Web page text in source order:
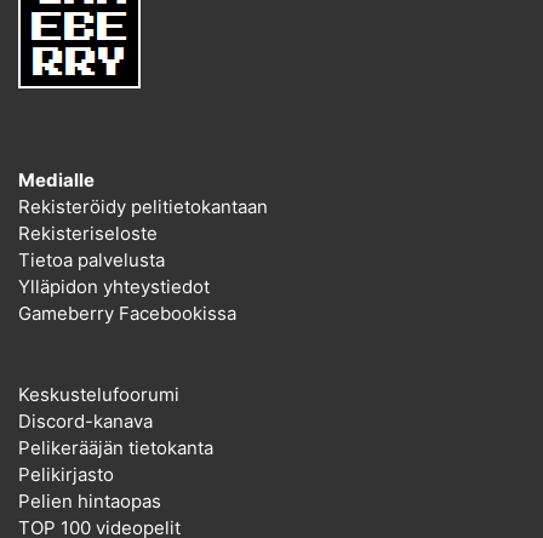
Medialle
Rekisteröidy pelitietokantaan
Rekisteriseloste
Tietoa palvelusta
Ylläpidon yhteystiedot
Gameberry Facebookissa
Keskustelufoorumi
Discord-kanava
Pelikerääjän tietokanta
Pelikirjasto
Pelien hintaopas
TOP 100 videopelit